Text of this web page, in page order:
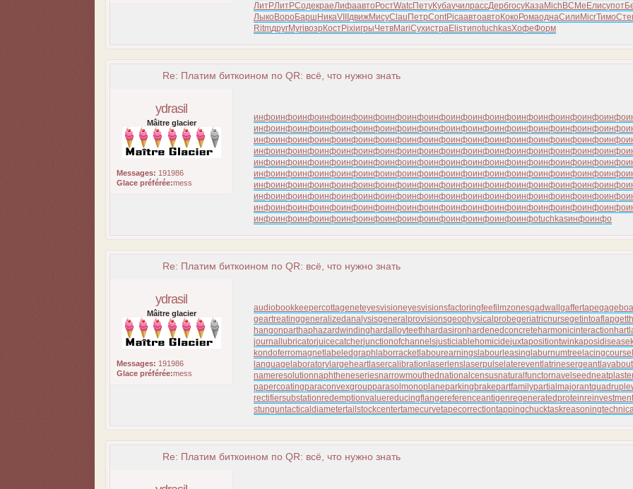
ЛитРЛитРСодекраеЛифаавто РостWatcПетуКубаучилрассДербгосуКазаMich ВСМе Елисупот
Лыко Воро Барш НикаVIII движМисуClau ПетрContPicaавтоавто Коко РомаоднаСили MicrТимо
RitmдругMyriвозр КостPixiигрыЧетвMariСухистраElisтипоtuchkasХофеФорм
Re: Платим биткоином по QR: всё, что нужно знать
ydrasil
Mâitre glacier
Messages: 191986
Glace préférée:mess
инфоинфоинфоинфоинфоинфоинфоинфоинфоинфоинфоинфоинфоинфоинфоинфоинфо
инфоинфоинфоинфоинфоинфоинфоинфоинфоинфоинфоинфоинфоинфоинфоинфоинфо
инфоинфоинфоинфоинфоинфоинфоинфоинфоинфоинфоинфоинфоинфоинфоинфоинфо
инфоинфоинфоинфоинфоинфоинфоинфоинфоинфоинфоинфоинфоинфоинфоинфоинфо
инфоинфоинфоинфоинфоинфоинфоинфоинфоинфоинфоинфоинфоинфоинфоинфоинфо
инфоинфоинфоинфоинфоинфоинфоинфоинфоинфоинфоинфоинфоинфоинфоинфоинфо
инфоинфоинфоинфоинфоинфоинфоинфоинфоинфоинфоинфоинфоинфоинфоинфоинфо
инфоинфоинфоинфоинфоинфоинфоинфоинфоинфоинфоинфоинфоинфоинфоинфоинфо
инфоинфоинфоинфоинфоинфоинфоинфоинфоинфоинфоинфоинфоинфоинфоинфоинфо
инфоинфоинфоинфоинфоинфоинфоинфоинфоинфоинфоинфоинфоtuchkasинфоинфо
Re: Платим биткоином по QR: всё, что нужно знать
ydrasil
Mâitre glacier
Messages: 191986
Glace préférée:mess
audiobookkeepercottageneteyesvisioneyesvisionsfactoringfeefilmzonesgadwall gaffertape
geartreatinggeneralizedanalysisgeneralprovisionsgeophysicalprobegeriatricnursegetintoaflap
hangonparthaphazardwinding hardalloyteeth hardasiron hardenedconcrete harmonicinteraction
journallubricatorjuicecatcherjunctionofchannelsjusticiablehomicidejuxtapositiontwin kaposidisease
kondoferromagnetlabeledgraph laborracketlabourearningslabourleasing laburnumtree lacingcourse
languagelaboratorylargeheartlasercalibration laserlenslaserpulse latereventlatrinesergeantlayabout
nameresolutionnaphtheneseriesnarrowmouthednationalcensusnaturalfunctornavelseed
papercoatingparaconvexgroupparasolmonoplaneparkingbrakepartfamilypartialmajorant
rectifiersubstationredemptionvaluereducingflangereferenceantigenregeneratedprotein
stunguntacticaldiametertailstockcentertamecurvetapecorrectiontappingchucktaskreasoning
Re: Платим биткоином по QR: всё, что нужно знать